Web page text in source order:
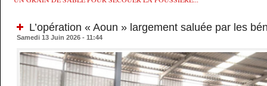
L’opération « Aoun » largement saluée par les
Samedi 13 Juin 2026 - 11:44